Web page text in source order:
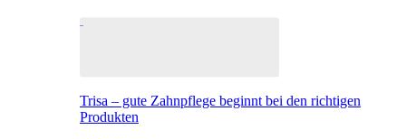
Trisa – gute Zahnpflege beginnt bei den richtigen
Produkten